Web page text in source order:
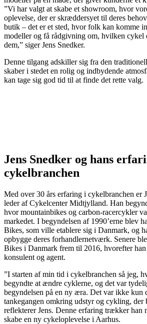
”Vi har valgt at skabe et showroom, hvor
oplevelse, der er skræddersyet til deres
butik – det er et sted, hvor folk kan komme
modeller og få rådgivning om, hvilken cykel
dem,” siger Jens Snedker.
Denne tilgang adskiller sig fra den
skaber i stedet en rolig og indbydende
kan tage sig god tid til at finde det rette valg.
Jens Snedker og hans
cykelbranchen
Med over 30 års erfaring i cykelbranchen er
leder af Cykelcenter Midtjylland. Han
hvor mountainbikes og carbon-racercykler
markedet. I begyndelsen af 1990’erne blev
Bikes, som ville etablere sig i Danmark, og
opbygge deres forhandlernetværk. Senere
Bikes i Danmark frem til 2016, hvorefter han
konsulent og agent.
”I starten af min tid i cykelbranchen så jeg,
begyndte at ændre cyklerne, og det var
begyndelsen på en ny æra. Det var ikke kun
tankegangen omkring udstyr og cykling,
reflekterer Jens. Denne erfaring trækker han
skabe en ny cykeloplevelse i Aarhus.